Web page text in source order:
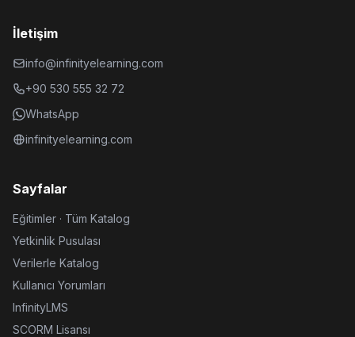
İletişim
info@infinityelearning.com
+90 530 555 32 72
WhatsApp
infinityelearning.com
Sayfalar
Eğitimler · Tüm Katalog
Yetkinlik Pusulası
Verilerle Katalog
Kullanıcı Yorumları
InfinityLMS
SCORM Lisansı